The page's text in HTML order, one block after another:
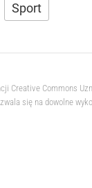
Sport
Creative Commons
się na dowolne